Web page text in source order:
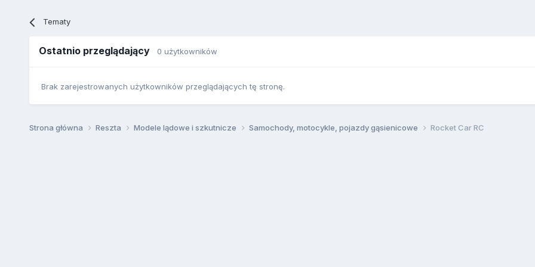
Tematy
Ostatnio przeglądający 0 użytkowników
Brak zarejestrowanych użytkowników przeglądających tę stronę.
Strona główna Reszta Modele lądowe i szkutnicze Samochody, motocykle, pojazdy gąsienicowe Rocket Car RC